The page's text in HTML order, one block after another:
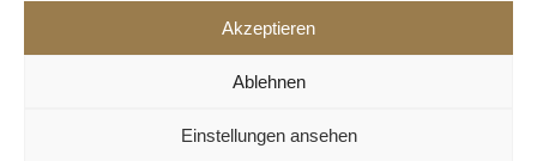
Akzeptieren
Ablehnen
Einstellungen ansehen
Impressum
AGB
Kontakt